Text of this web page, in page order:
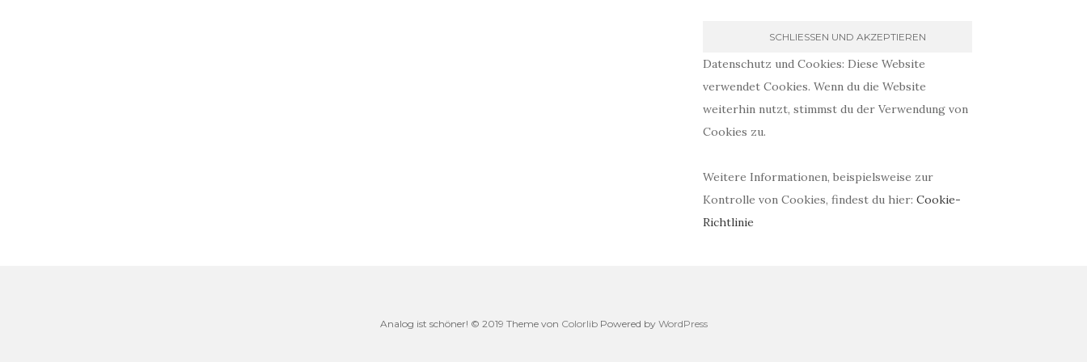
Datenschutz und Cookies: Diese Website
verwendet Cookies. Wenn du die Website
weiterhin nutzt, stimmst du der Verwendung von
Cookies zu.
Weitere Informationen, beispielsweise zur
Kontrolle von Cookies, findest du hier: Cookie-
Richtlinie
Analog ist schöner! © 2019 Theme von ColorlibPowered by WordPress